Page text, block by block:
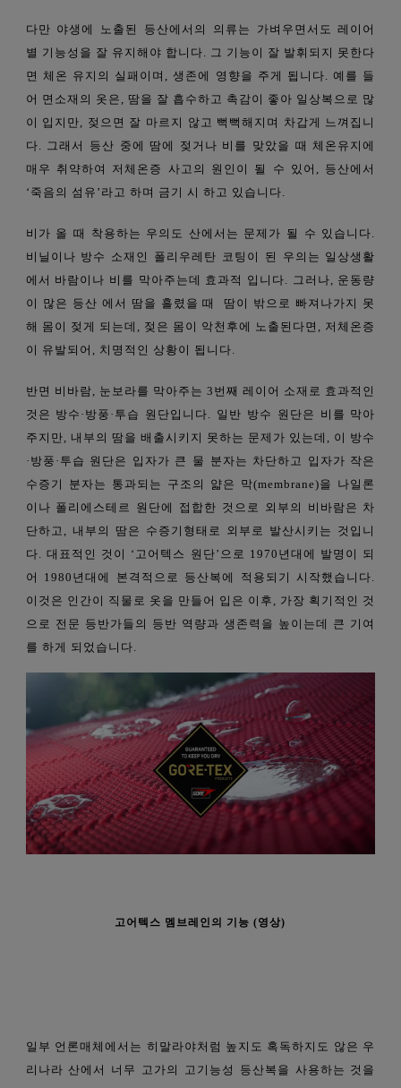
다만 야생에 노출된 등산에서의 의류는 가벼우면서도 레이어
별 기능성을 잘 유지해야 합니다. 그 기능이 잘 발휘되지 못한다
면 체온 유지의 실패이며, 생존에 영향을 주게 됩니다. 예를 들
어 면소재의 옷은, 땀을 잘 흡수하고 촉감이 좋아 일상복으로 많
이 입지만, 젖으면 잘 마르지 않고 뻑뻑해지며 차갑게 느껴집니
다. 그래서 등산 중에 땀에 젖거나 비를 맞았을 때 체온유지에
매우 취약하여 저체온증 사고의 원인이 될 수 있어, 등산에서
‘죽음의 섬유’라고 하며 금기 시 하고 있습니다.
비가 올 때 착용하는 우의도 산에서는 문제가 될 수 있습니다.
비닐이나 방수 소재인 폴리우레탄 코팅이 된 우의는 일상생활
에서 바람이나 비를 막아주는데 효과적 입니다. 그러나, 운동량
이 많은 등산 에서 땀을 흘렸을 때
땀이 밖으로 빠져나가지 못
해 몸 이 젖게 되는데 , 젖은 몸이 악천후에 노출 된다면, 저체온증
이 유발되어, 치명적인 상황이 됩니다.
반면 비바람, 눈보라를 막아주는 3번째 레이어 소재로 효과적인
것은 방수· 방풍· 투습 원단입니다. 일반 방수 원단은 비를 막아
주지만, 내부의 땀을 배출시키지 못하는 문제가 있는데, 이 방수
· 방풍· 투습 원단은 입자가 큰 물 분자는 차단하고 입자가 작은
수증기 분자는 통과되는 구조의 얇은 막(membrane)을 나일론
이나 폴리에스테르 원단에 접합한 것으로 외부의 비바람은 차
단하고, 내부의 땀은 수증기형태로 외부로 발산시키는 것입니
다. 대표적인 것이 ‘고어텍스 원단’ 으 로 1970년대에 발명이 되
어 1980년대에 본격적으로 등산복에 적용되기 시작했습니다.
이것은 인간이 직물로 옷을 만들어 입은 이후, 가장 획기적인 것
으로 전문 등반가들의 등반 역량과 생존력을 높이는데 큰 기여
를 하게 되었습니다.
고어텍스 멤브레인의 기능 (영상)
일부 언론매체에서는 히말라야처럼 높지도 혹독하지도 않은 우
리나라 산에서 너무 고가의 고기능성 등산복을 사용하는 것을